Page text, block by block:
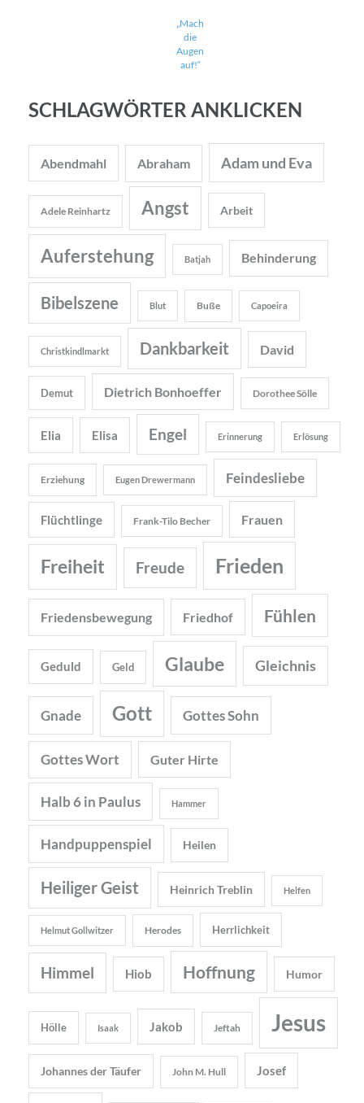
„Mach
die
Augen
auf!“
SCHLAGWÖRTER ANKLICKEN
Abendmahl Abraham Adam und Eva
Adele Reinhartz Angst Arbeit
Auferstehung Batjah Behinderung
Bibelszene Blut Buße Capoeira
Christkindlmarkt Dankbarkeit David
Demut Dietrich Bonhoeffer Dorothee Sölle
Elia Elisa Engel Erinnerung Erlösung
Erziehung Eugen Drewermann Feindesliebe
Flüchtlinge Frank-Tilo Becher Frauen
Freiheit Freude Frieden
Friedensbewegung Friedhof Fühlen
Geduld Geld Glaube Gleichnis
Gnade Gott Gottes Sohn
Gottes Wort Guter Hirte
Halb 6 in Paulus Hammer
Handpuppenspiel Heilen
Heiliger Geist Heinrich Treblin Helfen
Helmut Gollwitzer Herodes Herrlichkeit
Himmel Hiob Hoffnung Humor
Hölle Isaak Jakob Jeftah Jesus
Johannes der Täufer John M. Hull Josef